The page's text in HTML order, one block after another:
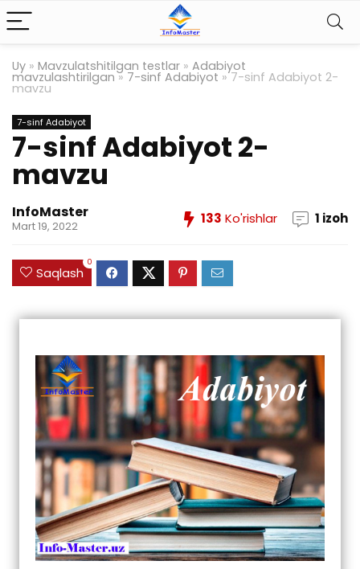
Uy » Mavzulatshitilgan testlar » Adabiyot
mavzulashtirilgan» 7-sinf Adabiyot »7-sinf Adabiyot 2-
mavzu
7-sinf Adabiyot
7-sinf Adabiyot 2-
mavzu
InfoMaster
Mart 19, 2022 133 Ko'rishlar 1 izoh
Saqlash
0